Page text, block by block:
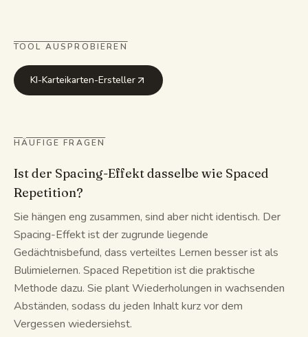
TOOL AUSPROBIEREN
KI-Karteikarten-Ersteller
HÄUFIGE FRAGEN
Ist der Spacing-Effekt dasselbe wie Spaced
Repetition?
Sie hängen eng zusammen, sind aber nicht identisch. Der
Spacing-Effekt ist der zugrunde liegende
Gedächtnisbefund, dass verteiltes Lernen besser ist als
Bulimielernen. Spaced Repetition ist die praktische
Methode dazu. Sie plant Wiederholungen in wachsenden
Abständen, sodass du jeden Inhalt kurz vor dem
Vergessen wiedersiehst.